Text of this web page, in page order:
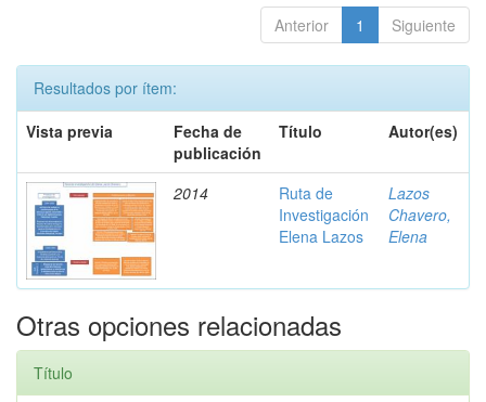
Anterior 1 Siguiente
Resultados por ítem:
Vista previa
Fecha de
publicación
Título Autor(es)
2014
Ruta de
Investigación
Elena Lazos
Lazos
Chavero,
Elena
Otras opciones relacionadas
Título